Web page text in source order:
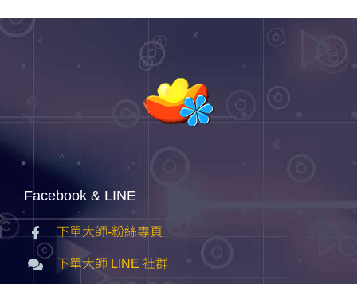
Facebook & LINE
下單大師-粉絲專頁
下單大師 LINE 社群